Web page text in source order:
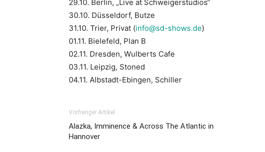
29.10. Berlin, „Live at Schweigerstudios“
30.10. Düsseldorf, Butze
31.10. Trier, Privat (info@sd-shows.de)
01.11. Bielefeld, Plan B
02.11. Dresden, Wulberts Cafe
03.11. Leipzig, Stoned
04.11. Albstadt-Ebingen, Schiller
Vorheriger Artikel
Alazka, Imminence & Across The Atlantic in
Hannover